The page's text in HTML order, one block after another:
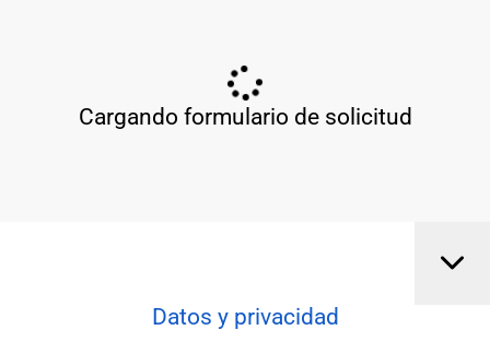
Cargando formulario de solicitud
Datos y privacidad